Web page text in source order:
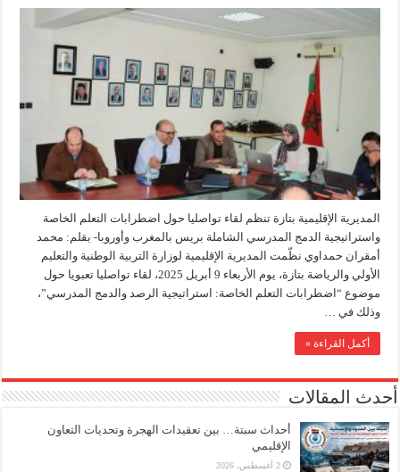
المديرية الإقليمية بتازة تنظم لقاء تواصليا حول اضطرابات التعلم الخاصة
واستراتيجية الدمج المدرسي الشاملة بريس بالمغرب وأوروبا- بقلم: محمد
أمقران حمداوي نظّمت المديرية الإقليمية لوزارة التربية الوطنية والتعليم
الأولي والرياضة بتازة، يوم الأربعاء 9 أبريل 2025، لقاء تواصليا تعبويا حول
موضوع “اضطرابات التعلم الخاصة: استراتيجية الرصد والدمج المدرسي”،
وذلك في …
أكمل القراءة »
أحدث المقالات
أحداث سبتة… بين تعقيدات الهجرة وتحديات التعاون
الإقليمي
2 أغسطس، 2026